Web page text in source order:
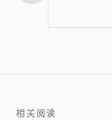
相关阅读